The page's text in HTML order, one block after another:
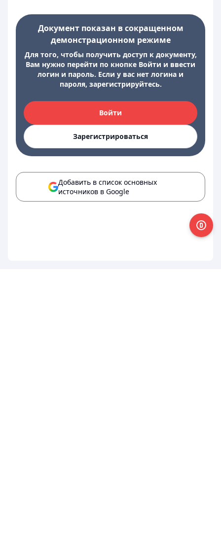
Документ показан в сокращенном
демонстрационном режиме
Для того, чтобы получить доступ к документу,
Вам нужно перейти по кнопке Войти и ввести
логин и пароль. Если у вас нет логина и
пароля, зарегистрируйтесь.
Войти
Зарегистрироваться
Добавить в список основных
источников в Google